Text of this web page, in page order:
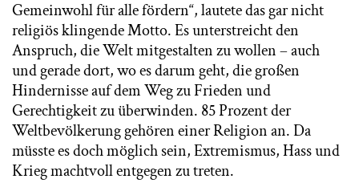
Gemeinwohl für alle fördern“, lautete das gar nicht
religiös klingende Motto. Es unterstreicht den
Anspruch, die Welt mitgestalten zu wollen – auch
und gerade dort, wo es darum geht, die großen
Hindernisse auf dem Weg zu Frieden und
Gerechtigkeit zu überwinden. 85 Prozent der
Weltbevölkerung gehören einer Religion an. Da
müsste es doch möglich sein, Extremismus, Hass und
Krieg machtvoll entgegen zu treten.